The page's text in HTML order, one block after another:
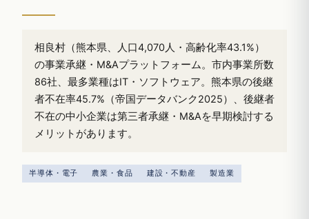
相良村（熊本県、人口4,070人・高齢化率43.1%）
の事業承継・M&Aプラットフォーム。市内事業所数
86社、最多業種はIT・ソフトウェア。熊本県の後継
者不在率45.7%（帝国データバンク2025）、後継者
不在の中小企業は第三者承継・M&Aを早期検討する
メリットがあります。
半導体・電子 農業・食品 建設・不動産 製造業